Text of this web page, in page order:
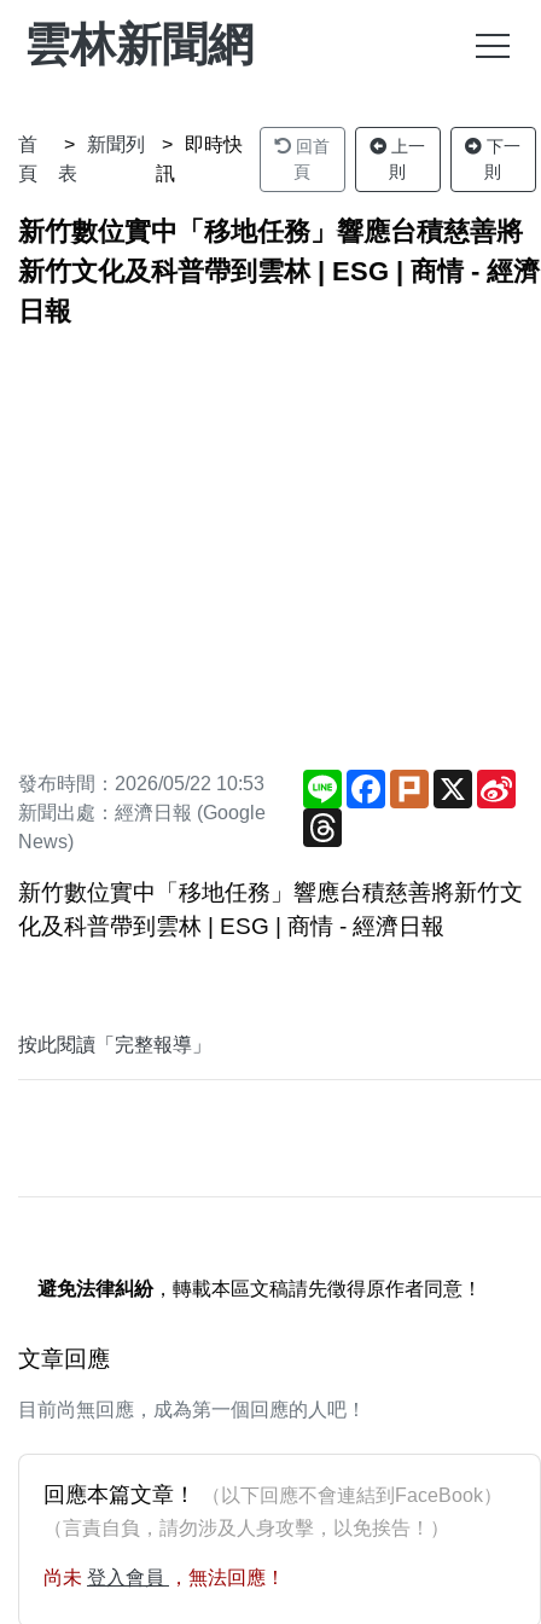
雲林新聞網
首
頁
新聞列
表
即時快
訊
回首
頁
上一
則
下一
則
新竹數位實中「移地任務」響應台積慈善將
新竹文化及科普帶到雲林 | ESG | 商情 - 經濟
日報
發布時間：2026/05/22 10:53
新聞出處：經濟日報 (Google
News)
Line Facebook
Plurk X
新竹數位實中「移地任務」響應台積慈善將新竹文
化及科普帶到雲林 | ESG | 商情 - 經濟日報
按此閱讀「完整報導」
避免法律糾紛，轉載本區文稿請先徵得原作者同意！
文章回應
目前尚無回應，成為第一個回應的人吧！
回應本篇文章！
（以下回應不會連結到FaceBook）
（言責自負，請勿涉及人身攻擊，以免挨告！）
尚未 登入會員 ，無法回應！